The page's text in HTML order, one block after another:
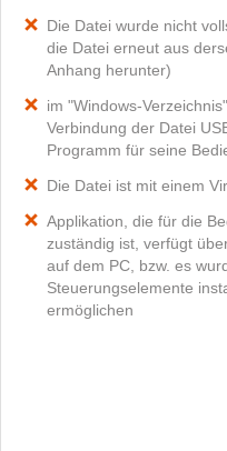
Die Datei wurde nicht
die Datei erneut aus
Anhang herunter)
im "Windows-
Verbindung der Datei
Programm für seine
Die Datei ist mit einem
Applikation, die für die
zuständig ist, verfügt
auf dem PC, bzw. es
Steuerungselemente
ermöglichen